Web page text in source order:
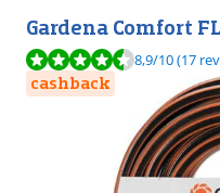
Gardena Comfort
Beoordeling is 8,9 van de 10,
8,9/10(17
cashback